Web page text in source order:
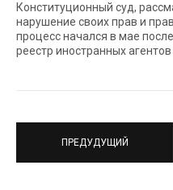
Конституционный суд,
нарушение своих прав и
процесс начался в мае
реестр иностранных
ПРЕДУДУЩИЙ